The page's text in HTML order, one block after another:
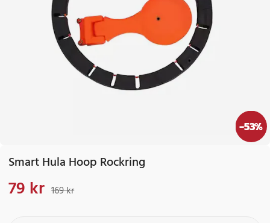
-53%
Smart Hula Hoop Rockring
Nuvarande pris
79 kr 169 kr